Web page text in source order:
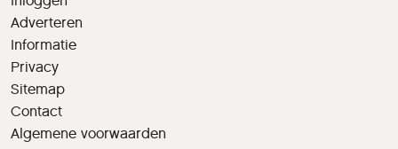
Adverteren
Informatie
Privacy
Sitemap
Contact
Algemene voorwaarden